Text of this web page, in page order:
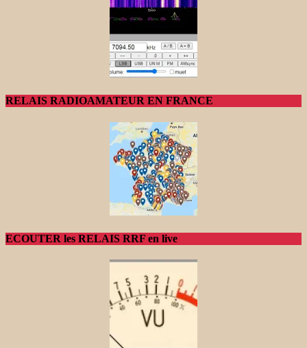
RELAIS RADIOAMATEUR EN FRANCE
ECOUTER les RELAIS RRF en live